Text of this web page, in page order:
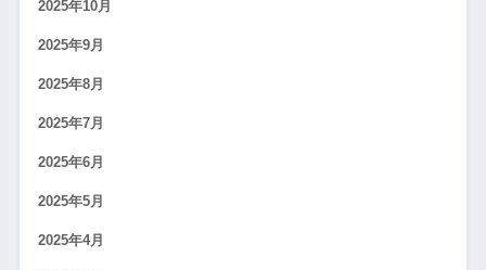
2025年10月
2025年9月
2025年8月
2025年7月
2025年6月
2025年5月
2025年4月